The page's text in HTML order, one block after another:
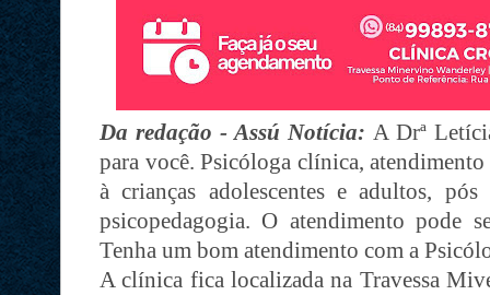
Da redação - Assú Notícia: A Drª
para você. Psicóloga clínica,
à crianças adolescentes e adultos,
psicopedagogia. O atendimento pode
Tenha um bom atendimento com a
A clínica fica localizada na Travessa